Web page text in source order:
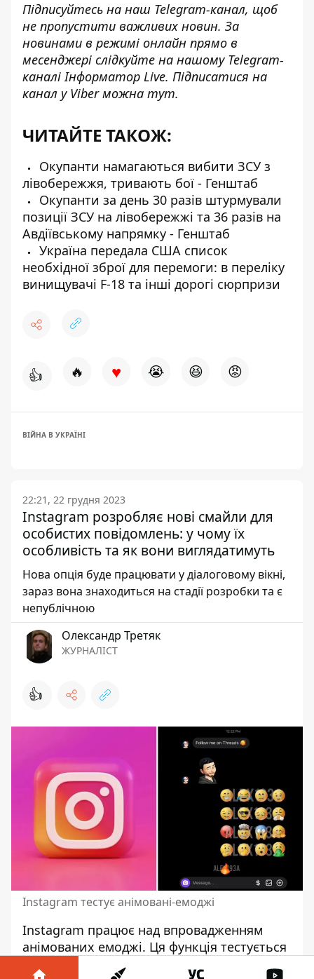
Підписуйтесь на наш Telegram-канал, щоб
не пропустити важливих новин. За
новинами в режимі онлайн прямо в
месенджері слідкуйте на нашому Telegram-
каналіІнформатор Live. Підписатися на
канал у Viber можна тут.
ЧИТАЙТЕ ТАКОЖ:
Окупанти намагаються вибити ЗСУ з
лівобережжя, тривають бої - Генштаб
Окупанти за день 30 разів штурмували
позиції ЗСУ на лівобережжі та 36 разів на
Авдіївському напрямку - Генштаб
Україна передала США список
необхідної зброї для перемоги: в переліку
винищувачі F-18 та інші дорогі сюрпризи
👍 🔥 ♥ 😭 😆 😡
ВІЙНА В УКРАЇНІ
22:21, 22 грудня 2023
Іnstagram розробляє нові смайли для
особистих повідомлень: у чому їх
особливість та як вони виглядатимуть
Нова опція буде працювати у діалоговому вікні,
зараз вона знаходиться на стадії розробки та є
непублічною
Олександр Третяк
ЖУРНАЛІСТ
👍
Instagram тестує анімовані-емоджі
Instagram працює над впровадженням
анімованих емоджі. Ця функція тестується
у вікні діалогового чату Direct Message.